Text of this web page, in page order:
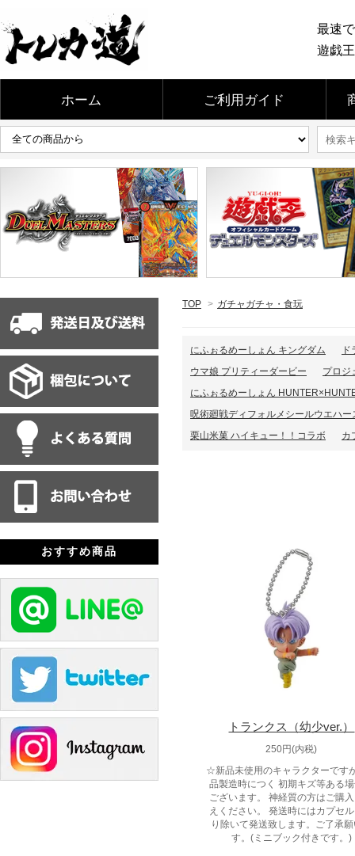
最速
遊戯
ホーム ご利用ガイド
TOP > ガチャガチャ・食玩
にふぉるめーしょん キングダム
ウマ娘 プリティーダービー
プロジ
にふぉるめーしょん
呪術廻戦ディフォルメシールウエハー
栗山米菓 ハイキュー！！コラボ
カ
トランクス（幼少ver.）
250円(内税)
☆新品未使用のキャラクターです
品製造時につく 初期キズ等ある
ございます。 神経質の方はご購
えください。 発送時にはカプセ
り除いて発送致します。ご了承
す。(ミニブック付きです。)
おすすめ商品